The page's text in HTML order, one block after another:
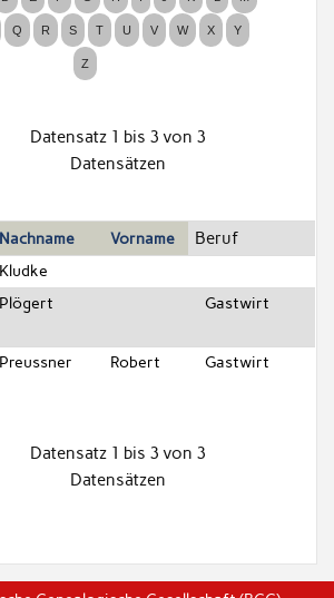
Datensatz 1 bis 3 von 3
Datensätzen
Nachname Vorname Beruf
Kludke
Plögert
Gastwirt
Preussner Robert Gastwirt
Datensatz 1 bis 3 von 3
Datensätzen